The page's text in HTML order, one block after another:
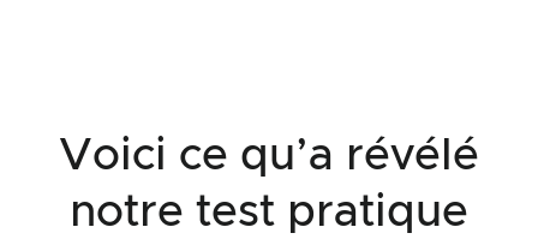
Voici ce qu’a révélé
notre test pratique